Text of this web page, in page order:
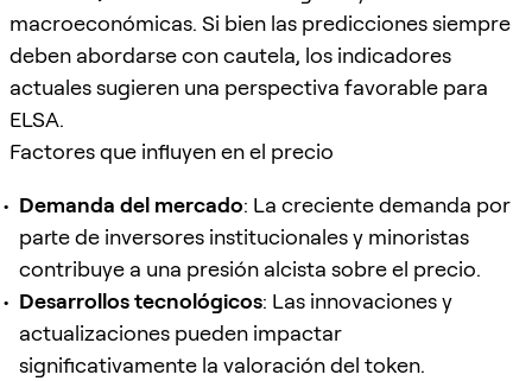
macroeconómicas. Si bien las predicciones siempre
deben abordarse con cautela, los indicadores
actuales sugieren una perspectiva favorable para
ELSA.
Factores que influyen en el precio
Demanda del mercado: La creciente demanda por
parte de inversores institucionales y minoristas
contribuye a una presión alcista sobre el precio.
Desarrollos tecnológicos: Las innovaciones y
actualizaciones pueden impactar
significativamente la valoración del token.